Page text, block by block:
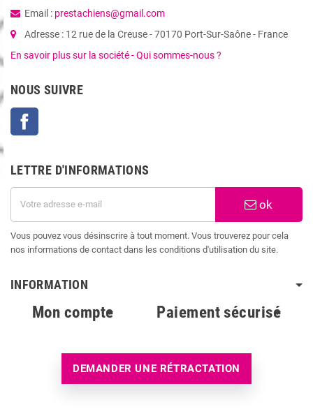
Email : prestachiens@gmail.com
Adresse : 12 rue de la Creuse - 70170 Port-Sur-Saône - France
En savoir plus sur la société - Qui sommes-nous ?
NOUS SUIVRE
LETTRE D'INFORMATIONS
ok
Vous pouvez vous désinscrire à tout moment. Vous trouverez pour cela
nos informations de contact dans les conditions d'utilisation du site.
INFORMATION
Mon compte Paiement sécurisé
DEMANDER UNE RÉTRACTATION